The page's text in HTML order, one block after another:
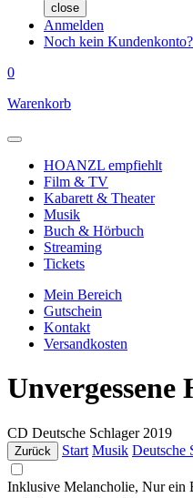
close
Anmelden
Noch kein
0
Warenkorb
HOANZL empfiehlt
Film & TV
Kabarett & Theater
Musik
Buch & Hörbuch
Streaming
Tickets
Mein Bereich
Gutschein
Kontakt
Versandkosten
Unvergessene
CD Deutsche Schlager 2019
Zurück Start Musik Deutsche
Inklusive Melancholie, Nur ein